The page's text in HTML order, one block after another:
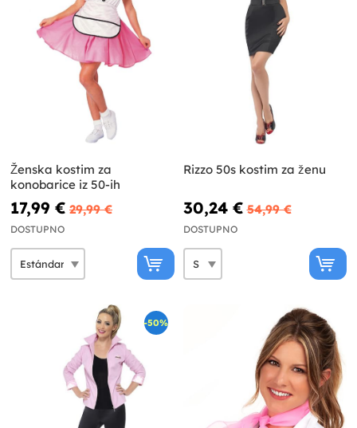
Ženska kostim za
konobarice iz 50-ih
17,99 € 29,99 €
DOSTUPNO
Rizzo 50s kostim za ženu
30,24 € 54,99 €
DOSTUPNO
-50%